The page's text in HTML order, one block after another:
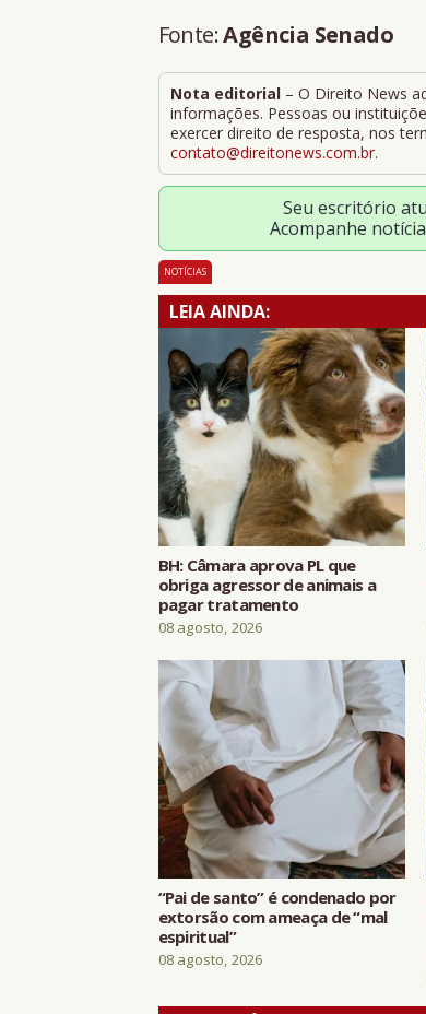
Fonte:Agência Senado
Nota editorial– O Direito News
informações. Pessoas ou
exercer direito de resposta, nos
contato@direitonews.com.br.
Seu escritório
Acompanhe
NOTÍCIAS
LEIA AINDA:
BH: Câmara aprova PL que
obriga agressor de animais a
pagar tratamento
08 agosto, 2026
“Pai de santo” é condenado por
extorsão com ameaça de “mal
espiritual”
08 agosto, 2026